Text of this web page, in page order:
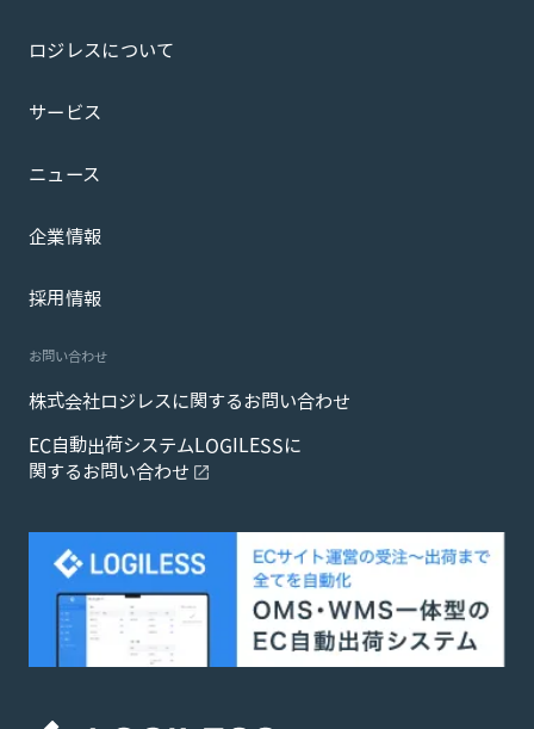
ロジレスについて
サービス
ニュース
企業情報
採用情報
お問い合わせ
株式会社ロジレスに関するお問い合わせ
EC自動出荷システムLOGILESSに
関するお問い合わせ